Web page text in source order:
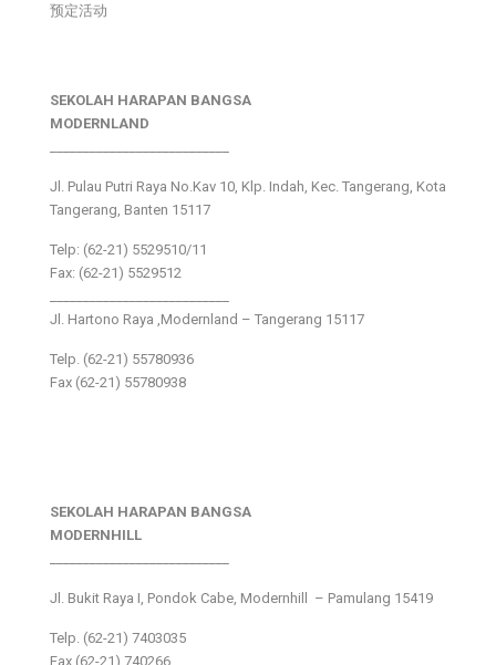
预定活动
SEKOLAH HARAPAN BANGSA
MODERNLAND
Jl. Pulau Putri Raya No.Kav 10, Klp. Indah, Kec. Tangerang, Kota
Tangerang, Banten 15117
Telp: (62-21) 5529510/11
Fax: (62-21) 5529512
Jl. Hartono Raya ,Modernland – Tangerang 15117
Telp. (62-21) 55780936
Fax (62-21) 55780938
SEKOLAH HARAPAN BANGSA
MODERNHILL
Jl. Bukit Raya I, Pondok Cabe, Modernhill – Pamulang 15419
Telp. (62-21) 7403035
Fax (62-21) 740266